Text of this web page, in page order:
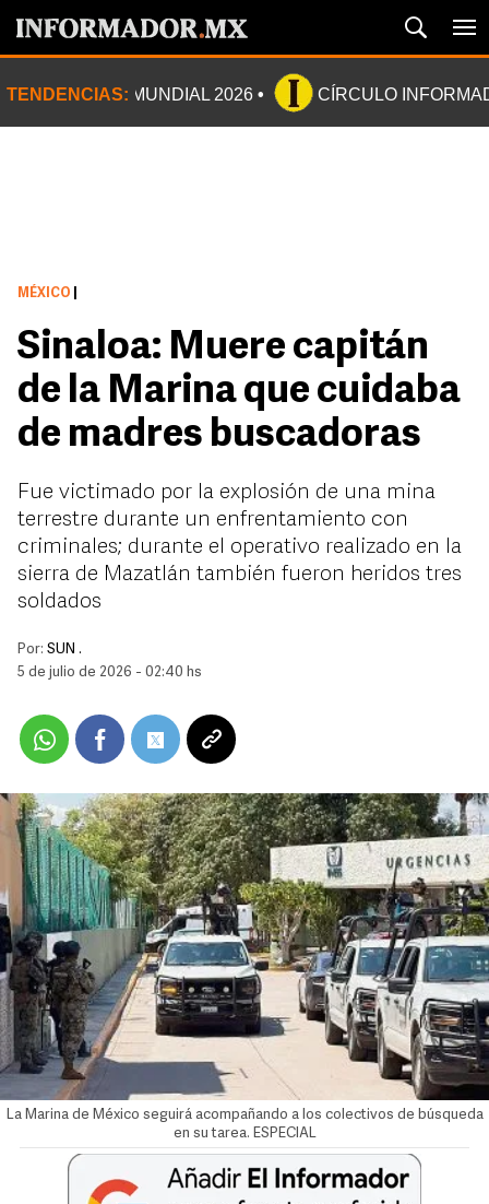
TENDENCIAS: MUNDIAL 2026 CÍRCULO
MÉXICO
Sinaloa: Muere capitán
de la Marina que cuidaba
de madres buscadoras
Fue victimado por la explosión de una mina
terrestre durante un enfrentamiento con
criminales; durante el operativo realizado en la
sierra de Mazatlán también fueron heridos tres
soldados
Por: SUN .
5 de julio de 2026 - 02:40 hs
La Marina de México seguirá acompañando a los colectivos de búsqueda
en su tarea. ESPECIAL